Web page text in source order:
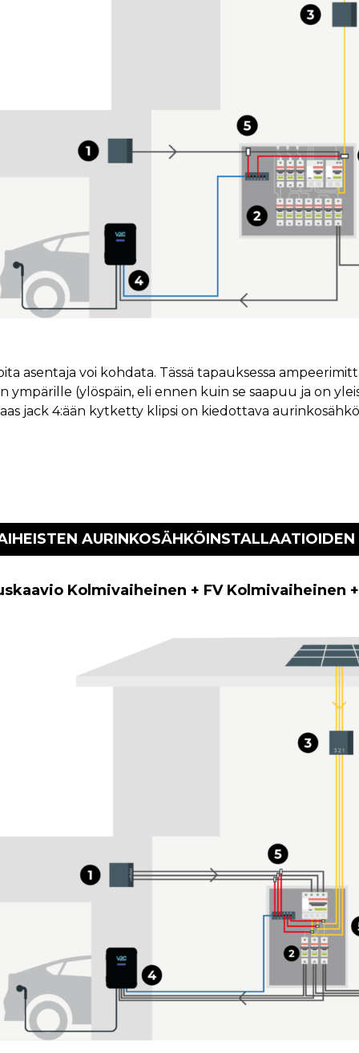
asentaja voi kohdata. Tässä tapauksessa
(ylöspäin, eli ennen kuin se saapuu ja on
jack 4:ään kytketty klipsi on kiedottava
Kolmivaiheinen + FV Kolmivaiheinen